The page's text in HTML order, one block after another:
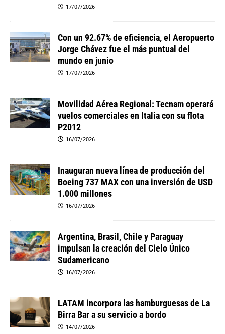
17/07/2026
Con un 92.67% de eficiencia, el Aeropuerto
Jorge Chávez fue el más puntual del
mundo en junio
17/07/2026
Movilidad Aérea Regional: Tecnam operará
vuelos comerciales en Italia con su flota
P2012
16/07/2026
Inauguran nueva línea de producción del
Boeing 737 MAX con una inversión de USD
1.000 millones
16/07/2026
Argentina, Brasil, Chile y Paraguay
impulsan la creación del Cielo Único
Sudamericano
16/07/2026
LATAM incorpora las hamburguesas de La
Birra Bar a su servicio a bordo
14/07/2026